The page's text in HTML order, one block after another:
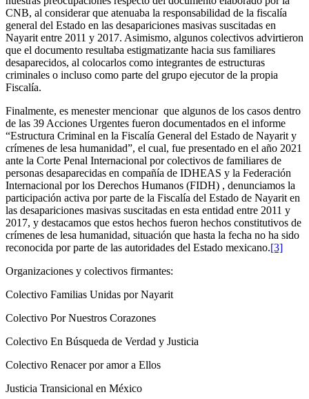
CNB, al considerar que atenuaba la responsabilidad de la fiscalía
general del Estado en las desapariciones masivas suscitadas en
Nayarit entre 2011 y 2017. Asimismo, algunos colectivos advirtieron
que el documento resultaba estigmatizante hacia sus familiares
desaparecidos, al colocarlos como integrantes de estructuras
criminales o incluso como parte del grupo ejecutor de la propia
Fiscalía.
Finalmente, es menester mencionar que algunos de los casos dentro
de las 39 Acciones Urgentes fueron documentados en el informe
“Estructura Criminal en la Fiscalía General del Estado de Nayarit y
crímenes de lesa humanidad”, el cual, fue presentado en el año 2021
ante la Corte Penal Internacional por colectivos de familiares de
personas desaparecidas en compañía de IDHEAS y la Federación
Internacional por los Derechos Humanos (FIDH) , denunciamos la
participación activa por parte de la Fiscalía del Estado de Nayarit en
las desapariciones masivas suscitadas en esta entidad entre 2011 y
2017, y destacamos que estos hechos fueron hechos constitutivos de
crímenes de lesa humanidad, situación que hasta la fecha no ha sido
reconocida por parte de las autoridades del Estado mexicano.[3]
Organizaciones y colectivos firmantes:
Colectivo Familias Unidas por Nayarit
Colectivo Por Nuestros Corazones
Colectivo En Búsqueda de Verdad y Justicia
Colectivo Renacer por amor a Ellos
Justicia Transicional en México